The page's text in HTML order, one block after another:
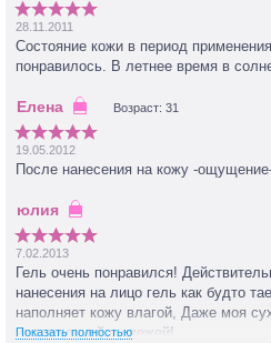
28.11.2011
Состояние кожи в период
понравилось. В летнее время в
Возраст: 31
19.05.2012
После нанесения на кожу -
7.02.2013
Гель очень понравился!
нанесения на лицо гель как будто
наполняет кожу влагой, Даже моя
увлажненной и свежей!
Показать полностью